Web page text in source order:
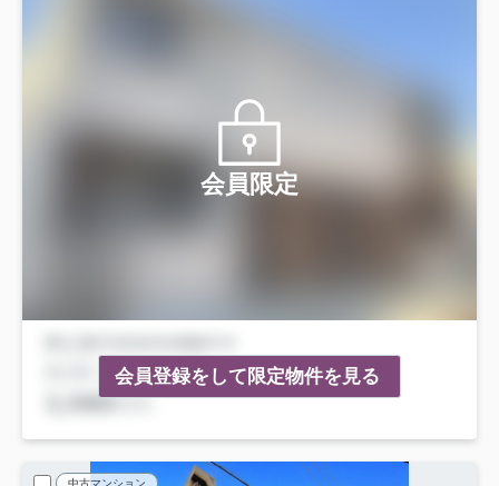
会員限定
会員登録をして限定物件を見る
中古マンション